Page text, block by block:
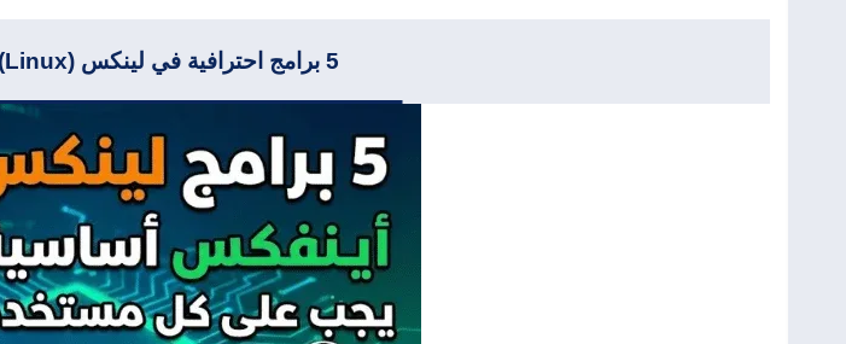
5 برامج احترافية في لينكس (Linux) ستغير طريقة عملك للأبد!